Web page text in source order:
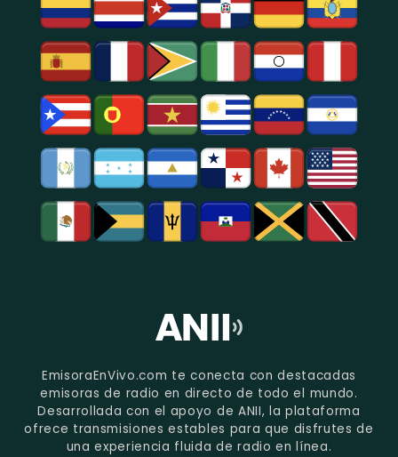
EmisoraEnVivo.com te conecta con destacadas
emisoras de radio en directo de todo el mundo.
Desarrollada con el apoyo de ANII, la plataforma
ofrece transmisiones estables para que disfrutes de
una experiencia fluida de radio en línea.